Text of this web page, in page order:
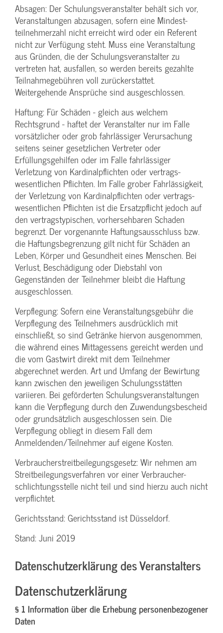
Absagen: Der Schulungs­veranstalter behält sich vor,
Veranstaltungen abzusagen, sofern eine Mindest­
teilnehmerzahl nicht erreicht wird oder ein Referent
nicht zur Verfügung steht. Muss eine Veranstaltung
aus Gründen, die der Schulungs­veranstalter zu
vertreten hat, ausfallen, so werden bereits gezahlte
Teilnahme­gebühren voll zurückerstattet.
Weitergehende Ansprüche sind ausgeschlossen.
Haftung: Für Schäden - gleich aus welchem
Rechtsgrund - haftet der Veranstalter nur im Falle
vorsätzlicher oder grob fahrlässiger Verursachung
seitens seiner gesetzlichen Vertreter oder
Erfüllungsgehilfen oder im Falle fahrlässiger
Verletzung von Kardinalpflichten oder vertrags­
wesentlichen Pflichten. Im Falle grober Fahrlässigkeit,
der Verletzung von Kardinalpflichten oder vertrags­
wesentlichen Pflichten ist die Ersatzpflicht jedoch auf
den vertragstypischen, vorhersehbaren Schaden
begrenzt. Der vorgenannte Haftungs­ausschluss bzw.
die Haftungs­begrenzung gilt nicht für Schäden an
Leben, Körper und Gesundheit eines Menschen. Bei
Verlust, Beschädigung oder Diebstahl von
Gegenständen der Teilnehmer bleibt die Haftung
ausgeschlossen.
Verpflegung: Sofern eine Veranstaltungs­gebühr die
Verpflegung des Teilnehmers ausdrücklich mit
einschließt, so sind Getränke hiervon ausgenommen,
die während eines Mittagessens gereicht werden und
die vom Gastwirt direkt mit dem Teilnehmer
abgerechnet werden. Art und Umfang der Bewirtung
kann zwischen den jeweiligen Schulungsstätten
variieren. Bei geförderten Schulungs­veranstaltungen
kann die Verpflegung durch den Zuwendungs­bescheid
oder grundsätzlich ausgeschlossen sein. Die
Verpflegung obliegt in diesem Fall dem
Anmeldenden/­Teilnehmer auf eigene Kosten.
Verbraucher­streitbeilegungs­gesetz: Wir nehmen am
Streit­beilegungs­verfahren vor einer Verbraucher­
schlichtungs­stelle nicht teil und sind hierzu auch nicht
verpflichtet.
Gerichtsstand: Gerichtsstand ist Düsseldorf.
Stand: Juni 2019
Datenschutzerklärung des Veranstalters
Datenschutzerklärung
§ 1 Information über die Erhebung personenbezogener
Daten